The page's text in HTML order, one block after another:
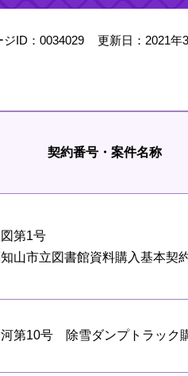
ジID：0034029 更新日：2021年
契約番号・案件名称
第1号
山市立図書館資料購入基本契
第10号 除雪ダンプトラック